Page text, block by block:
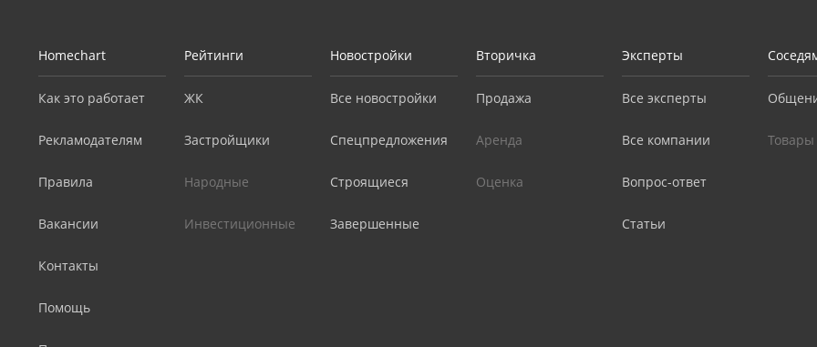
Homechart
Как это работает
Рекламодателям
Правила
Вакансии
Контакты
Помощь
Рейтинги
ЖК
Застройщики
Народные
Инвестиционные
Новостройки
Все новостройки
Спецпредложения
Строящиеся
Завершенные
Вторичка
Продажа
Аренда
Оценка
Эксперты
Все эксперты
Все компании
Вопрос-ответ
Статьи
Товары